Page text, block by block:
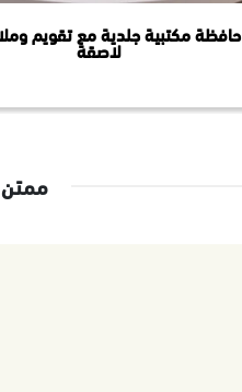
حافظة مكتبية جلدية مع تقويم
لاصقة